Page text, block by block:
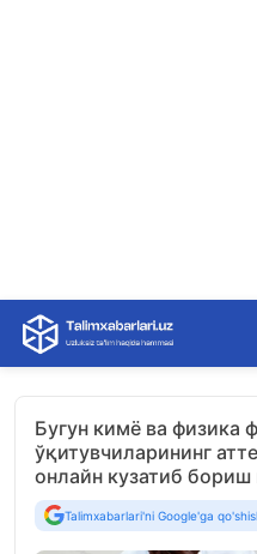
Skip
content
Бугун кимё ва физика
ўқитувчиларининг
онлайн кузатиб
Talimxabarlari'ni Google'ga